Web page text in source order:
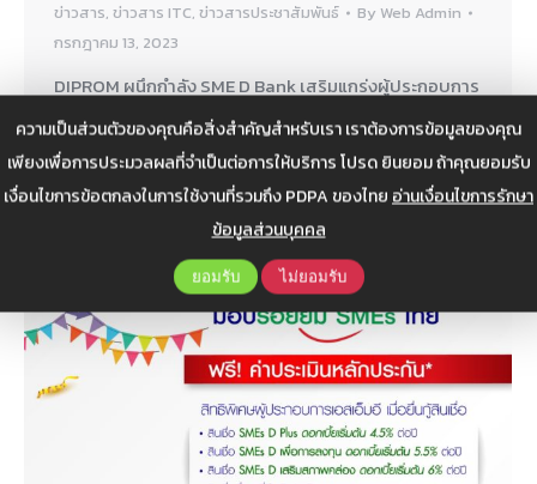
ความเป็นส่วนตัวของคุณคือสิ่งสำคัญสำหรับเรา เราต้องการข้อมูลของคุณ
เพียงเพื่อการประมวลผลที่จำเป็นต่อการให้บริการ โปรด ยินยอม ถ้าคุณยอมรับ
เงื่อนไขการข้อตกลงในการใช้งานที่รวมถึง PDPA ของไทยอ่านเงื่อนไขการรักษา
ข้อมูลส่วนบุคคล
ยอมรับ ไม่ยอมรับ
ข่าวสาร, ข่าวสาร ITC, ข่าวสารประชาสัมพันธ์ By Web Admin
กรกฎาคม 13, 2023
DIPROM ผนึกกำลัง SME D Bank เสริมแกร่งผู้ประกอบการ
ไทยให้ดีพร้อม